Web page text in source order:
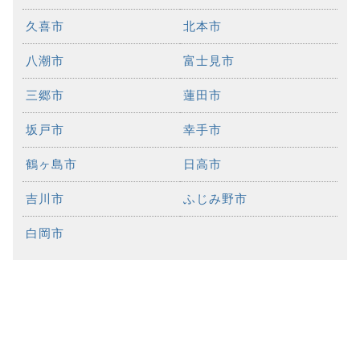
久喜市 北本市
八潮市 富士見市
三郷市 蓮田市
坂戸市 幸手市
鶴ヶ島市 日高市
吉川市 ふじみ野市
白岡市